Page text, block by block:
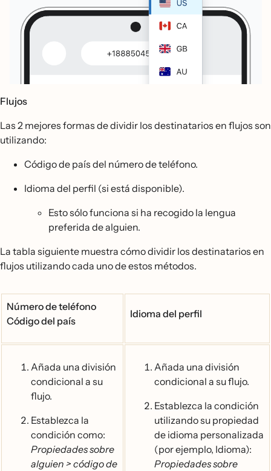
Flujos
Las 2 mejores formas de dividir los destinatarios en flujos son
utilizando:
Código de país del número de teléfono.
Idioma del perfil (si está disponible).
Esto sólo funciona si ha recogido la lengua
preferida de alguien.
La tabla siguiente muestra cómo dividir los destinatarios en
flujos utilizando cada uno de estos métodos.
Número de teléfono
Código del país
Idioma del perfil
Añada una división
condicional a su
flujo.
Establezca la
condición como:
Propiedades sobre
alguien > código de
Añada una división
condicional a su flujo.
Establezca la condición
utilizando su propiedad
de idioma personalizada
(por ejemplo, Idioma):
Propiedades sobre